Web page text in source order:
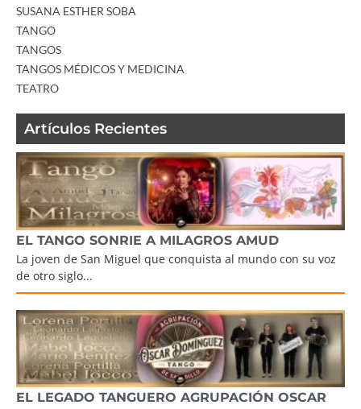
SUSANA ESTHER SOBA
TANGO
TANGOS
TANGOS MÉDICOS Y MEDICINA
TEATRO
Artículos Recientes
EL TANGO SONRIE A MILAGROS AMUD
La joven de San Miguel que conquista al mundo con su voz
de otro siglo...
EL LEGADO TANGUERO AGRUPACIÓN OSCAR